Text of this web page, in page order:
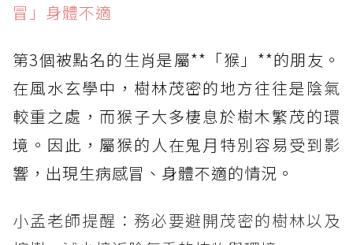
冒」身體不適
第3個被點名的生肖是屬**「猴」**的朋友。
在風水玄學中，樹林茂密的地方往往是陰氣
較重之處，而猴子大多棲息於樹木繁茂的環
境。因此，屬猴的人在鬼月特別容易受到影
響，出現生病感冒、身體不適的情況。
小孟老師提醒：務必要避開茂密的樹林以及